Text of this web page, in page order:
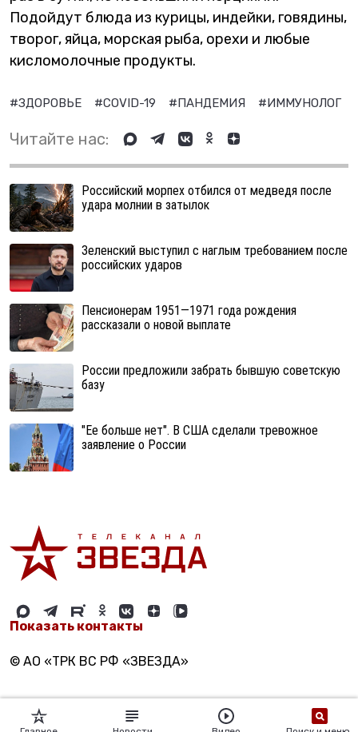
Подойдут блюда из курицы, индейки, говядины,
творог, яйца, морская рыба, орехи и любые
кисломолочные продукты.
#ЗДОРОВЬЕ #COVID-19 #ПАНДЕМИЯ #ИММУНОЛОГ
Читайте нас:
Российский морпех отбился от медведя после
удара молнии в затылок
Зеленский выступил с наглым требованием после
российских ударов
Пенсионерам 1951—1971 года рождения
рассказали о новой выплате
России предложили забрать бывшую советскую
базу
"Ее больше нет". В США сделали тревожное
заявление о России
Показать контакты
© АО «ТРК ВС РФ «ЗВЕЗДА»